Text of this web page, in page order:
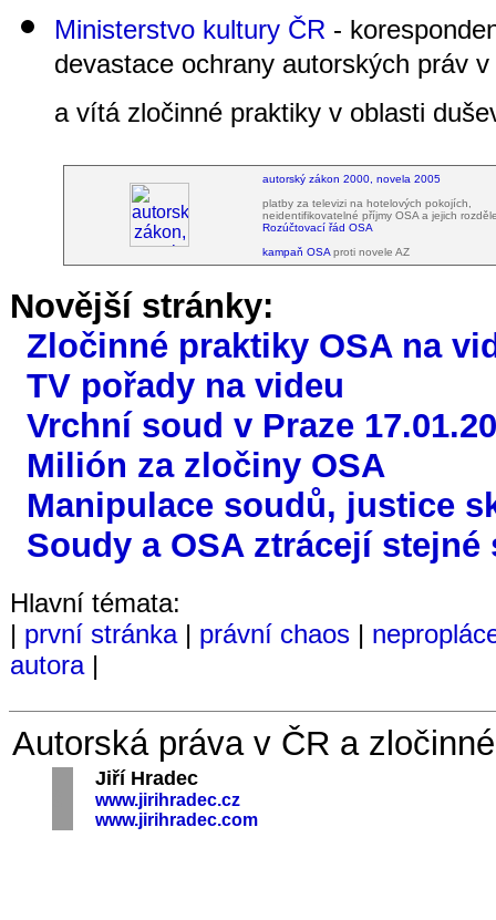
Ministerstvo kultury ČR -
devastace ochrany autorských práv
a vítá zločinné praktiky v oblasti
autorský zákon 2000, novela 2005
platby za televizi na hotelových pokojích,
neidentifikovatelné příjmy OSA a jejich
Rozúčtovací řád OSA
kampaň OSAproti novele AZ
Novější stránky:
Zločinné praktiky OSA na
TV pořady na videu
Vrchní soud v Praze
Milión za zločiny OSA
Manipulace soudů, justice
Soudy a OSA ztrácejí stejné
Hlavní témata:
| první stránka| právní chaos |
autora|
Autorská práva v ČR a
Jiří Hradec
www.jirihradec.cz
www.jirihradec.com